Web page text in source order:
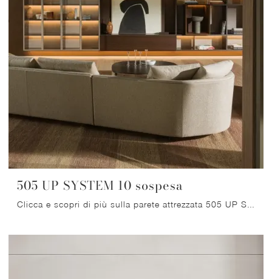
505 UP SYSTEM 10 sospesa